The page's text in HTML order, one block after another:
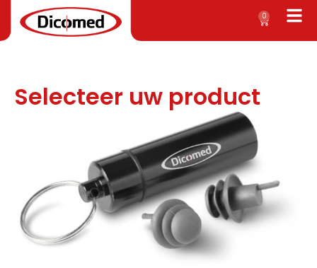
0
Selecteer uw product